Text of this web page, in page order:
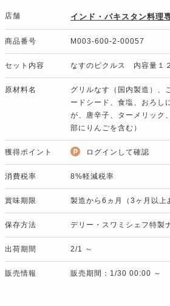
店舗 インド・パキスタン料理
商品番号 M003-600-2-00057
セット内容 なすのピクルス 内容量１
原材料名
グリルなす（国内製造）、
ードシード、食塩、おろし
が、唐辛子、ターメリック
部にりんごを含む）
獲得ポイント ログインして確認
消費税率 8%軽減税率
賞味期限 製造から6ヵ月（3ヶ月以上
保存方法 デリー・スワミシェフ特
出荷期間 2/1 ～
販売情報 販売期間：1/30 00:00 ～